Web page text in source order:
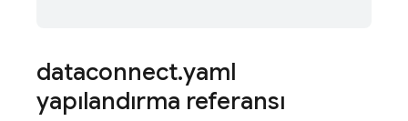
dataconnect.yaml
yapılandırma referansı